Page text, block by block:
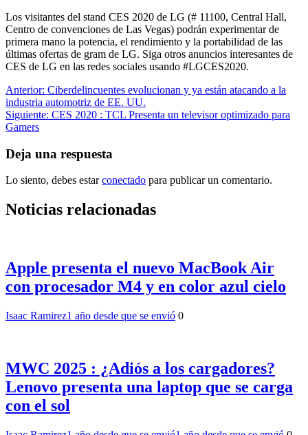
Los visitantes del stand CES 2020 de LG (# 11100, Central Hall,
Centro de convenciones de Las Vegas) podrán experimentar de
primera mano la potencia, el rendimiento y la portabilidad de las
últimas ofertas de gram de LG. Siga otros anuncios interesantes de
CES de LG en las redes sociales usando #LGCES2020.
Navegación
de
entradas
Anterior: Ciberdelincuentes evolucionan y ya están atacando a la
industria automotriz de EE. UU.
Siguiente: CES 2020 : TCL Presenta un televisor optimizado para
Gamers
Deja una respuesta
Lo siento, debes estarconectado para publicar un comentario.
Noticias relacionadas
Apple presenta el nuevo MacBook Air
con procesador M4 y en color azul cielo
Isaac Ramirez1 año desde que se envió 0
MWC 2025 : ¿Adiós a los cargadores?
Lenovo presenta una laptop que se carga
con el sol